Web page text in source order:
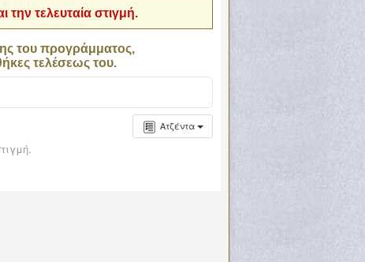
τελευταία στιγμή.
του προγράμματος,
τελέσεως του.
Ατζέντα